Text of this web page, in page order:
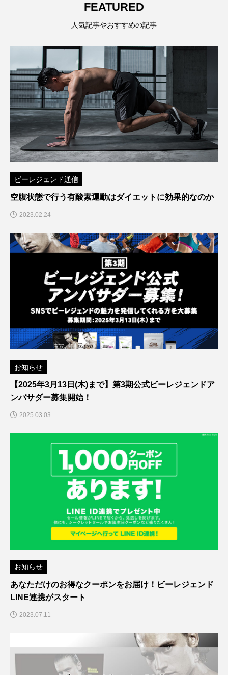
FEATURED
人気記事やおすすめの記事
ビーレジェンド通信
空腹状態で行う有酸素運動はダイエットに効果的なのか
2023.02.24
お知らせ
【2025年3月13日(木)まで】第3期公式ビーレジェンドア
ンバサダー募集開始！
2025.03.03
お知らせ
あなただけのお得なクーポンをお届け！ビーレジェンド
LINE連携がスタート
2023.07.11